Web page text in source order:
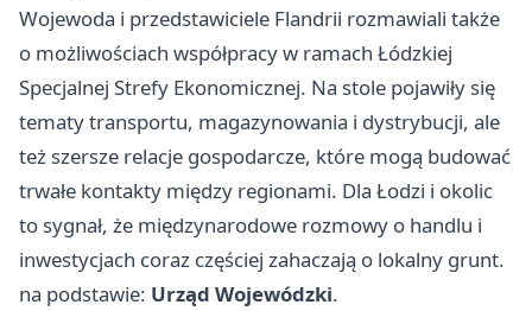
Wojewoda i przedstawiciele Flandrii rozmawiali także
o możliwościach współpracy w ramach Łódzkiej
Specjalnej Strefy Ekonomicznej. Na stole pojawiły się
tematy transportu, magazynowania i dystrybucji, ale
też szersze relacje gospodarcze, które mogą budować
trwałe kontakty między regionami. Dla Łodzi i okolic
to sygnał, że międzynarodowe rozmowy o handlu i
inwestycjach coraz częściej zahaczają o lokalny grunt.
na podstawie: Urząd Wojewódzki.